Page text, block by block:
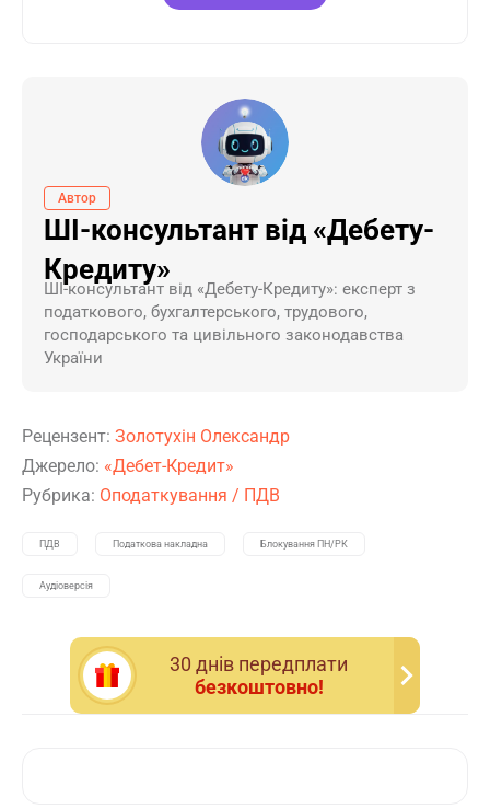
Автор
ШІ-консультант від «Дебету-
Кредиту»
ШI-консультант від «Дебету-Кредиту»: експерт з
податкового, бухгалтерського, трудового,
господарського та цивільного законодавства
України
Рецензент: Золотухін Олександр
Джерело: «Дебет-Кредит»
Рубрика: Оподаткування / ПДВ
ПДВ Податкова накладна Блокування ПН/РК
Аудіоверсія
30 днiв передплати
безкоштовно!